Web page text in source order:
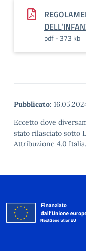
pdf - 373 kb
Pubblicato:
Eccetto dove
stato rilasciato sotto
Attribuzione 4.0 Italia.